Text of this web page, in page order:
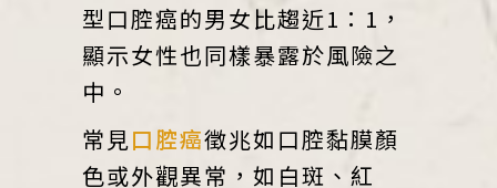
型口腔癌的男女比趨近1：1，
顯示女性也同樣暴露於風險之
中。
常見口腔癌徵兆如口腔黏膜顏
色或外觀異常，如白斑、紅